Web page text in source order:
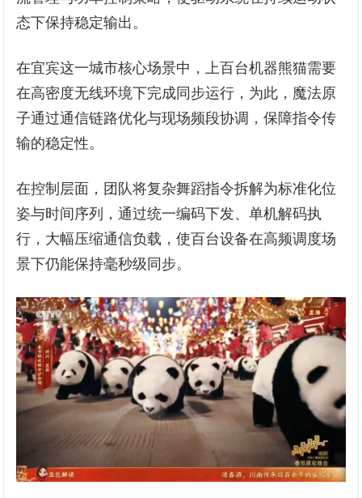
态下保持稳定输出。
在宜宾这一城市核心场景中，上百台机器熊猫需要
在高密度无线环境下完成同步运行，为此，魔法原
子通过通信链路优化与现场频段协调，保障指令传
输的稳定性。
在控制层面，团队将复杂舞蹈指令拆解为标准化位
姿与时间序列，通过统一编码下发、单机解码执
行，大幅压缩通信负载，使百台设备在高频调度场
景下仍能保持毫秒级同步。